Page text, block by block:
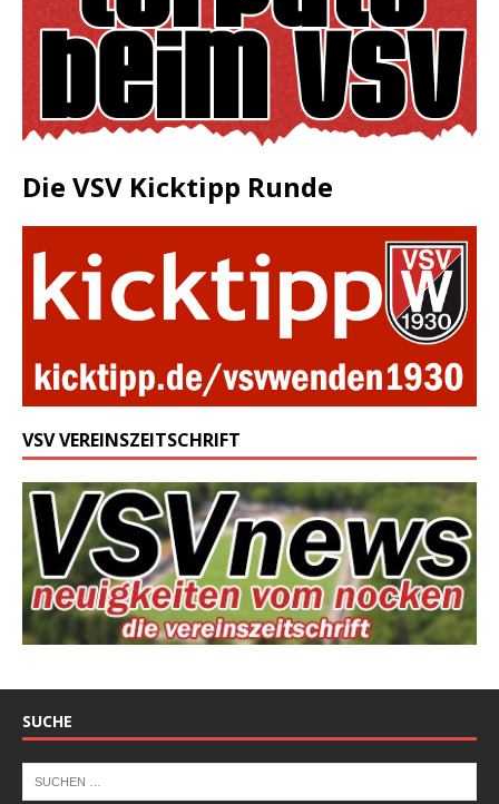
Die VSV Kicktipp Runde
VSV VEREINSZEITSCHRIFT
SUCHE